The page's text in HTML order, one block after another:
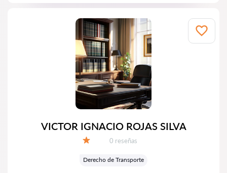
VICTOR IGNACIO ROJAS SILVA
Número de reseñas:
0 reseñas
Derecho de Transporte